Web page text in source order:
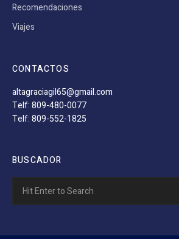
Recomendaciones
Viajes
CONTACTOS
altagraciagil65@gmail.com
Telf: 809-480-0077
Telf: 809-552-1825
BUSCADOR
for: